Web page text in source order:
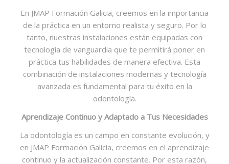
En JMAP Formación Galicia, creemos en la importancia
de la práctica en un entorno realista y seguro. Por lo
tanto, nuestras instalaciones están equipadas con
tecnología de vanguardia que te permitirá poner en
práctica tus habilidades de manera efectiva. Esta
combinación de instalaciones modernas y tecnología
avanzada es fundamental para tu éxito en la
odontología.
Aprendizaje Continuo y Adaptado a Tus Necesidades
La odontología es un campo en constante evolución, y
en JMAP Formación Galicia, creemos en el aprendizaje
continuo y la actualización constante. Por esta razón,